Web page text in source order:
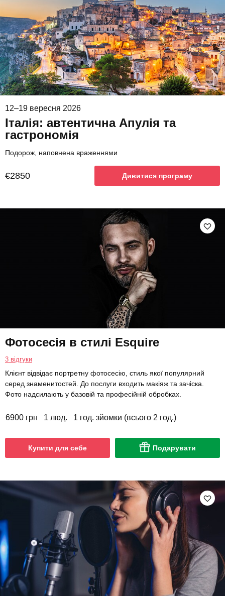
12–19 вересня 2026
Італія: автентична Апулія та
гастрономія
Подорож, наповнена враженнями
€2850 Дивитися програму
Фотосесія в стилі Esquire
3 відгуки
Клієнт відвідає портретну фотосесію, стиль якої популярний
серед знаменитостей. До послуги входить макіяж та зачіска.
Фото надсилають у базовій та професійній обробках.
6900 грн 1 люд. 1 год. зйомки (всього 2 год.)
Купити для себе Подарувати